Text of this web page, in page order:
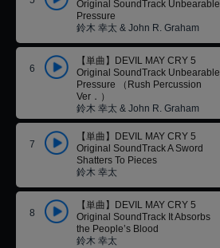
Original SoundTrack Unbearable
Pressure
鈴木 幸太 & John R. Graham
6
【単曲】DEVIL MAY CRY 5
Original SoundTrack Unbearable
Pressure （Rush Percussion
Ver．）
鈴木 幸太 & John R. Graham
7
【単曲】DEVIL MAY CRY 5
Original SoundTrack A Sword
Shatters To Pieces
鈴木 幸太
8
【単曲】DEVIL MAY CRY 5
Original SoundTrack It Absorbs
the People’s Blood
鈴木 幸太